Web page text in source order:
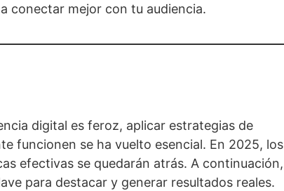
conectar mejor con tu audiencia.
digital es feroz, aplicar estrategias de
funcionen se ha vuelto esencial. En 2025, los
efectivas se quedarán atrás. A continuación,
para destacar y generar resultados reales.